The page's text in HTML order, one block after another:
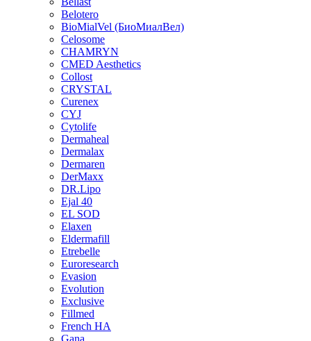
Belotero
BioMialVel (БиоМиалВел)
Celosome
CHAMRYN
CMED Aesthetics
Collost
CRYSTAL
Curenex
CYJ
Cytolife
Dermaheal
Dermalax
Dermaren
DerMaxx
DR.Lipo
Ejal 40
EL SOD
Elaxen
Eldermafill
Etrebelle
Euroresearch
Evasion
Evolution
Exclusive
Fillmed
French HA
Gana